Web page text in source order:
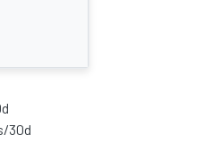
30d